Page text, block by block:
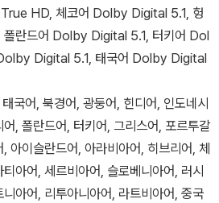
HD, 체코어 Dolby Digital 5.1, 헝
란드어 Dolby Digital 5.1, 터키어 Dol
Digital 5.1, 태국어 Dolby Digital
국어, 북경어, 광둥어, 힌디어, 인도네시
, 폴란드어, 터키어, 그리스어, 포르투갈
아이슬란드어, 아라비아어, 히브리어, 체
아어, 세르비아어, 슬로베니아어, 러시
아어, 리투아니아어, 라트비아어, 중국